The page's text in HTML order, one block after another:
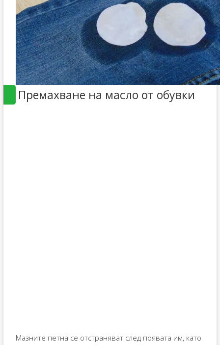
Премахване на масло от обувки
Мазните петна се отстраняват след появата им, като